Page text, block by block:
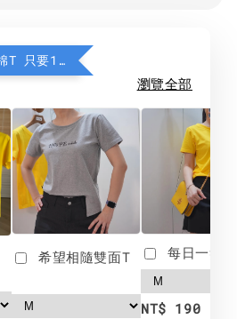
加購 MIT防曬透氣棉T 只要190元
瀏覽全部
希望相隨雙面T 每日一笑
NT$ 190